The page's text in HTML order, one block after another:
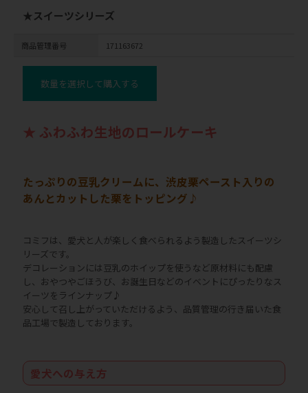
★スイーツシリーズ
商品管理番号 171163672
数量を選択して購入する
★ ふわふわ生地のロールケーキ
たっぷりの豆乳クリームに、渋皮栗ペースト入りの
あんとカットした栗をトッピング♪
コミフは、愛犬と人が楽しく食べられるよう製造したスイーツシ
リーズです。
デコレーションには豆乳のホイップを使うなど原材料にも配慮
し、おやつやごほうび、お誕生日などのイベントにぴったりなス
イーツをラインナップ♪
安心して召し上がっていただけるよう、品質管理の行き届いた食
品工場で製造しております。
愛犬への与え方